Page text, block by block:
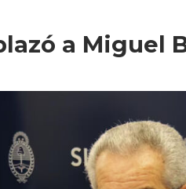
a Miguel